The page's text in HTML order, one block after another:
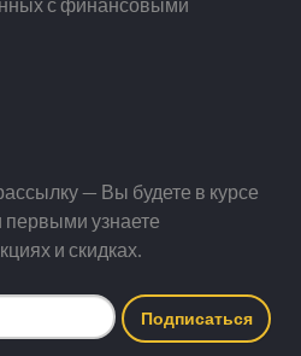
с финансовыми
— Вы будете в курсе
первыми узнаете
и скидках.